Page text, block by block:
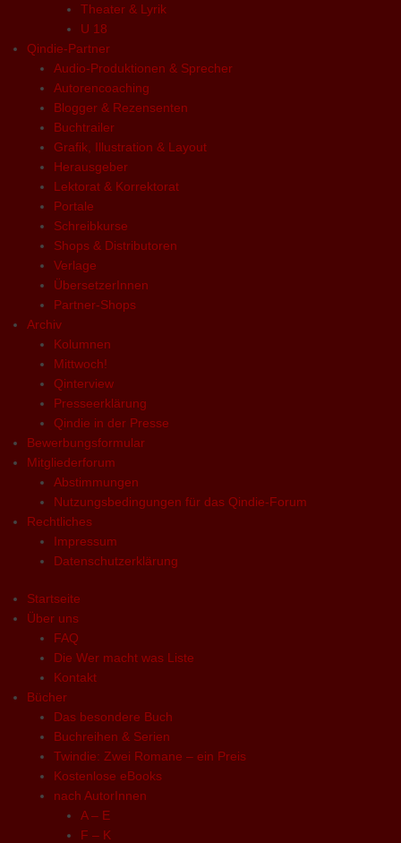
Theater & Lyrik
U 18
Qindie-Partner
Audio-Produktionen & Sprecher
Autorencoaching
Blogger & Rezensenten
Buchtrailer
Grafik, Illustration & Layout
Herausgeber
Lektorat & Korrektorat
Portale
Schreibkurse
Shops & Distributoren
Verlage
ÜbersetzerInnen
Partner-Shops
Archiv
Kolumnen
Mittwoch!
Qinterview
Presseerklärung
Qindie in der Presse
Bewerbungsformular
Mitgliederforum
Abstimmungen
Nutzungsbedingungen für das Qindie-Forum
Rechtliches
Impressum
Datenschutzerklärung
Startseite
Über uns
FAQ
Die Wer macht was Liste
Kontakt
Bücher
Das besondere Buch
Buchreihen & Serien
Twindie: Zwei Romane – ein Preis
Kostenlose eBooks
nach AutorInnen
A – E
F – K